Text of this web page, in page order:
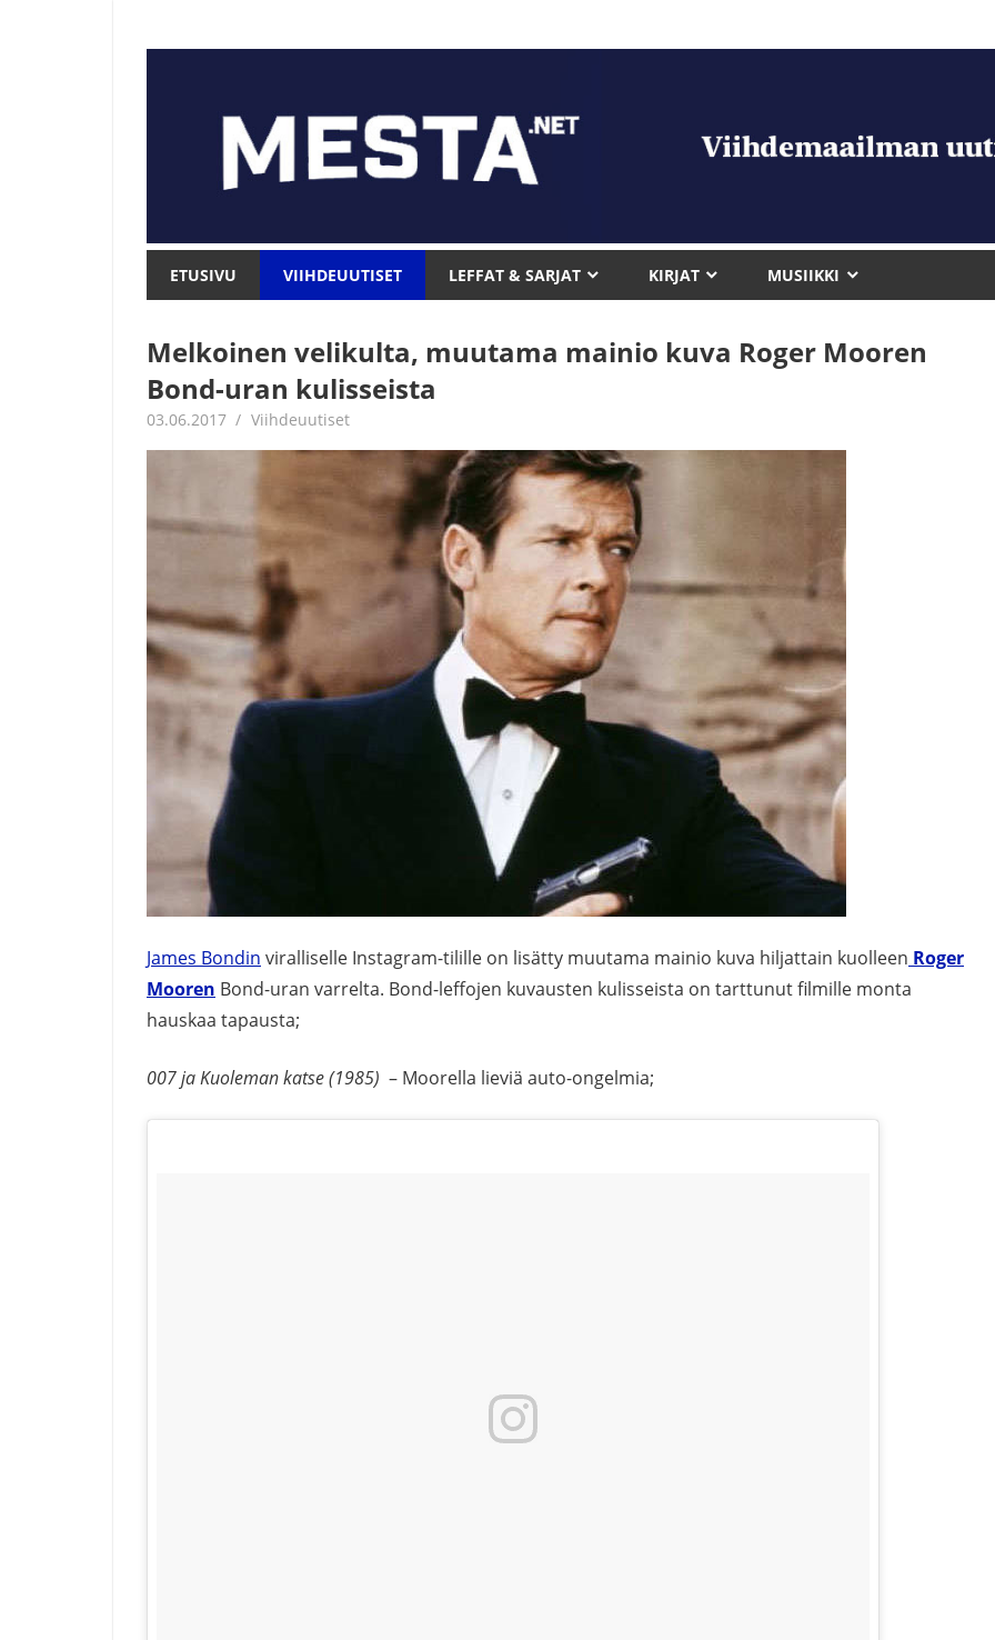
Mesta.net
ETUSIVU VIIHDEUUTISET LEFFAT & SARJAT KIRJAT MUSIIKKI
Melkoinen velikulta, muutama mainio kuva Roger Mooren
Bond-uran kulisseista
03.06.2017 Juha Kaunisto
Viihdeuutiset
James Bondin viralliselle Instagram-tilille on lisätty muutama mainio kuva hiljattain kuolleen Roger
Mooren Bond-uran varrelta. Bond-leffojen kuvausten kulisseista on tarttunut filmille monta
hauskaa tapausta;
007 ja Kuoleman katse (1985) – Moorella lieviä auto-ongelmia;